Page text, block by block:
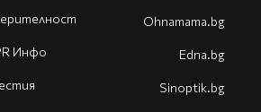
Инфо
Оhnamama.bg
Edna.bg
Sinoptik.bg